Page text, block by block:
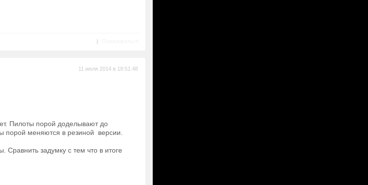
|
11 июля 2014 в 18:51:48
Пилоты порой доделывают до
порой меняются в резиной версии.
задумку с тем что в итоге